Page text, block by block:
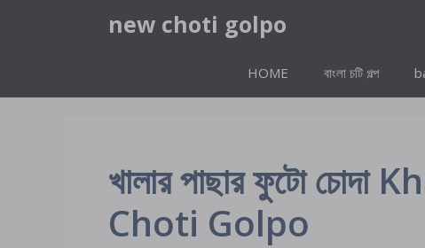
new choti golpo
HOME বাংলা চটি গল্প
খালার পাছার ফুটো
Choti Golpo